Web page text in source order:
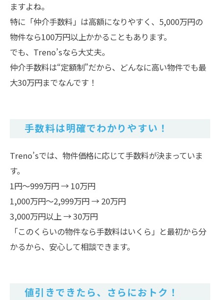
ますよね。
特に「仲介手数料」は高額になりやすく、5,000万円の
物件なら100万円以上かかることもあります。
でも、Treno’sなら大丈夫。
仲介手数料は“定額制”だから、どんなに高い物件でも最
大30万円までなんです！
手数料は明確でわかりやすい！
Treno’sでは、物件価格に応じて手数料が決まっていま
す。
1円～999万円 → 10万円
1,000万円～2,999万円 → 20万円
3,000万円以上 → 30万円
「このくらいの物件なら手数料はいくら」と最初から分
かるから、安心して相談できます。
値引きできたら、さらにおトク！